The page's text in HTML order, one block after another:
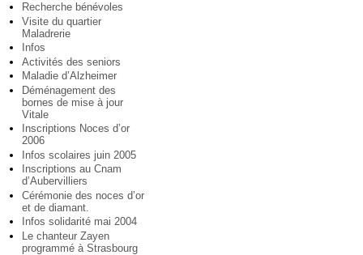
Recherche bénévoles
Visite du quartier
Maladrerie
Infos
Activités des seniors
Maladie d’Alzheimer
Déménagement des
bornes de mise à jour
Vitale
Inscriptions Noces d’or
2006
Infos scolaires juin 2005
Inscriptions au Cnam
d’Aubervilliers
Cérémonie des noces d’or
et de diamant.
Infos solidarité mai 2004
Le chanteur Zayen
programmé à Strasbourg